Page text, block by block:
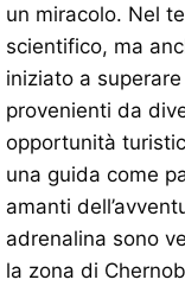
un miracolo. Nel
scientifico, ma
iniziato a
provenienti da
opportunità
una guida come
amanti
adrenalina sono
la zona di